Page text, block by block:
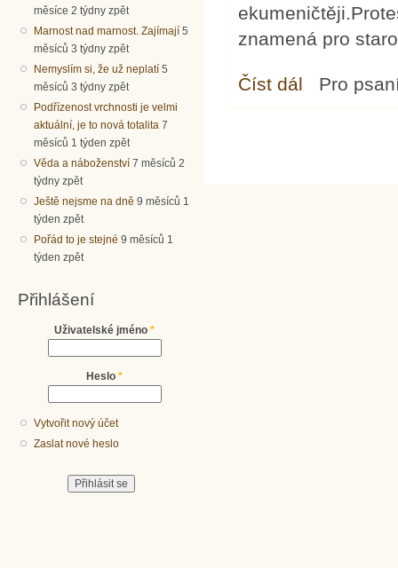
měsíce 2 týdny zpět
Marnost nad marnost. Zajímají 5
měsíců 3 týdny zpět
Nemyslím si, že už neplatí 5
měsíců 3 týdny zpět
Podřízenost vrchnosti je velmi
aktuální, je to nová totalita 7
měsíců 1 týden zpět
Věda a náboženství 7 měsíců 2
týdny zpět
Ještě nejsme na dně 9 měsíců 1
týden zpět
Pořád to je stejné 9 měsíců 1
týden zpět
Přihlášení
Uživatelské jméno *
Heslo *
Vytvořit nový účet
Zaslat nové heslo
znamená pro
Číst dál Encyklika o
Pro